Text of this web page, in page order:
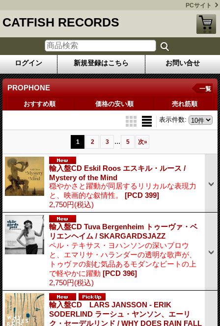
PCサイト
CATFISH RECORDS
ログイン 新規登録はこちら お問い合せ
PROPHONE 一覧
おすすめ順 価格の安い順 売れ筋順
表示件数:
1 2 3 ... 5 次»
輸入盤CD Eskil Roos エスキル・ルース /
Mystery of the Mind
穏やかさと躍動が同居するリリカルな表現力
と、映画的な叙情性。
[PCD 399]
2,750円(税込)
輸入盤CD Tuva Bergenheim トゥーヴァ・ベ
リエンヘイム / SKARGARDSJAZZ
ペル・テキサス・ヨハンソンの深いブロウ
と、エマリサ・ハランダーの透明な歌声が、
トゥヴァの刻む気品あるモダンなビートの上
で軽やかに躍動 [PCD 396]
2,750円(税込)
輸入盤CD LARS JANSSON - ERIK
SODERLIND ラーシュ・ヤンソン、エーリ
ク・セーデルリンド / WHY DOES RAIN FALL